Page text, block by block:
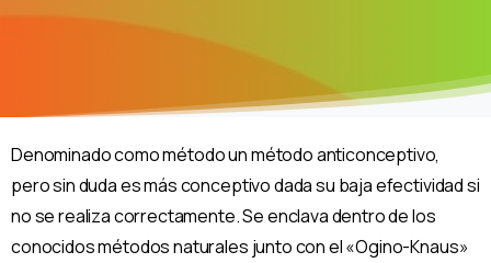
Denominado como método un método anticonceptivo,
pero sin duda es más conceptivo dada su baja efectividad si
no se realiza correctamente. Se enclava dentro de los
conocidos métodos naturales junto con el «Ogino-Knaus»